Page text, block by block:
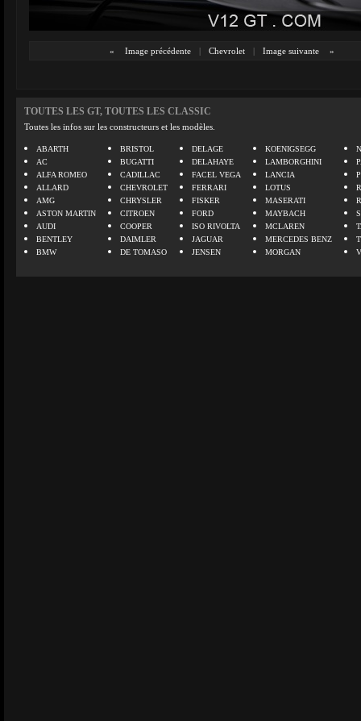
« Image précédente | Chevrolet | Image suivante »
TOUTES LES GT, TOUTES LES CLASSIC
Toutes les infos sur les constructeurs et les modèles.
ABARTH
AC
ALFA ROMEO
ALLARD
AMG
ASTON MARTIN
AUDI
BENTLEY
BMW
BRISTOL
BUGATTI
CADILLAC
CHEVROLET
CHRYSLER
CITROEN
COOPER
DAIMLER
DE TOMASO
DELAGE
DELAHAYE
FACEL VEGA
FERRARI
FISKER
FORD
ISO RIVOLTA
JAGUAR
JENSEN
KOENIGSEGG
LAMBORGHINI
LANCIA
LOTUS
MASERATI
MAYBACH
MCLAREN
MERCEDES BENZ
MORGAN